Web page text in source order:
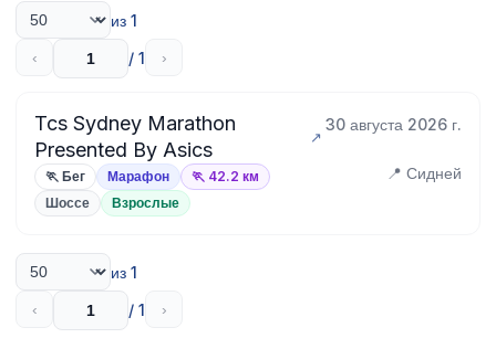
из 1
‹ / 1 ›
Tcs Sydney Marathon
Presented By Asics
30 августа 2026 г.
🏃 Бег Марафон 🏃 42.2 км 📍 Сидней
Шоссе Взрослые
из 1
‹ / 1 ›